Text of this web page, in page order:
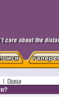
| Поиск